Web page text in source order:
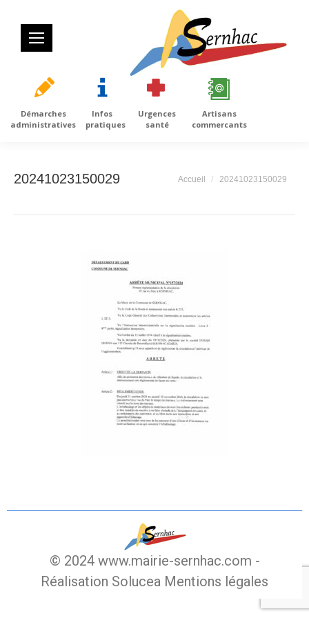
Démarches
administratives
Infos
pratiques
Urgences
santé
Artisans
commercants
20241023150029 Vous êtes ici :
Accueil 20241023150029
© 2024 www.mairie-sernhac.com -
Réalisation Solucea Mentions légales